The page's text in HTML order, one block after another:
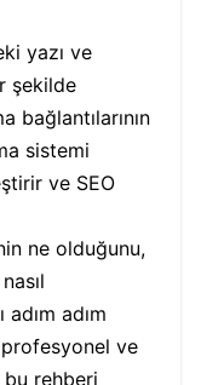
yazı ve
şekilde
bağlantılarının
sistemi
ve SEO
ne olduğunu,
adım adım
profesyonel ve
bu rehberi